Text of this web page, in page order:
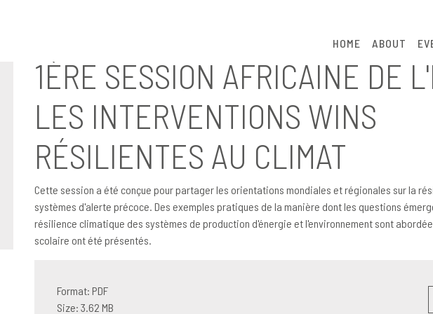
HOME ABOUT
1ÈRE SESSION AFRICAINE DE
LES INTERVENTIONS WINS
RÉSILIENTES AU CLIMAT
Cette session a été conçue pour partager les orientations mondiales et régionales sur la
systèmes d'alerte précoce. Des exemples pratiques de la manière dont les questions
résilience climatique des systèmes de production d'énergie et l'environnement sont
scolaire ont été présentés.
Format: PDF
Size: 3.62 MB